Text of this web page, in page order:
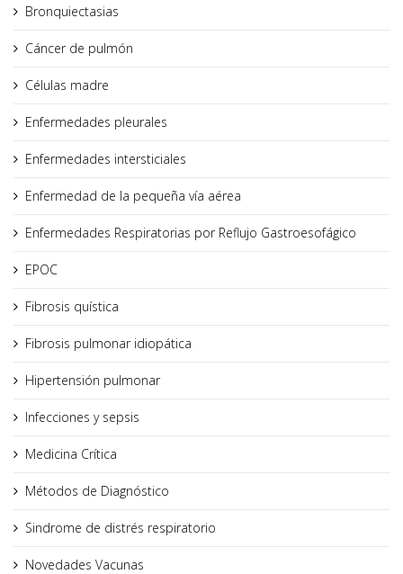
Bronquiectasias
Cáncer de pulmón
Células madre
Enfermedades pleurales
Enfermedades intersticiales
Enfermedad de la pequeña vía aérea
Enfermedades Respiratorias por Reflujo Gastroesofágico
EPOC
Fibrosis quística
Fibrosis pulmonar idiopática
Hipertensión pulmonar
Infecciones y sepsis
Medicina Crítica
Métodos de Diagnóstico
Sindrome de distrés respiratorio
Novedades Vacunas